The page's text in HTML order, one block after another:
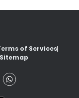
of Services
Sitemap